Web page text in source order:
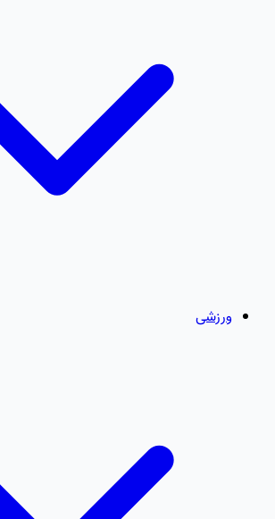
ورزشی